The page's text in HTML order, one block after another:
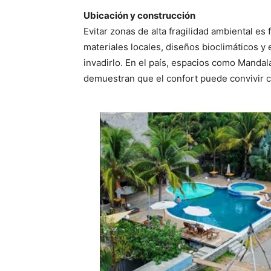
Ubicación y construcción
Evitar zonas de alta fragilidad ambiental
materiales locales, diseños bioclimáticos
invadirlo. En el país, espacios como
demuestran que el confort puede convivir